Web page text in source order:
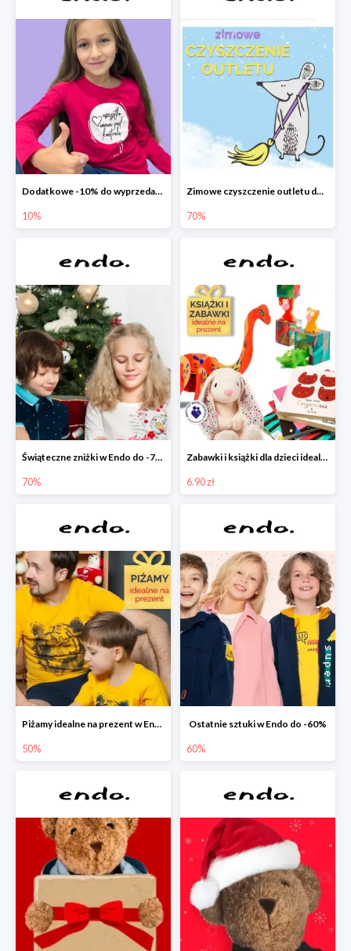
Dodatkowe -10% do wyprzedaży w Endo
10%
Zimowe czyszczenie outletu do -70%
70%
Świąteczne zniżki w Endo do -70%
70%
Zabawki i książki dla dzieci idealne na prezent w Endo od 6,90 zł
6.90 zł
Piżamy idealne na prezent w Endo do -50%
50%
Ostatnie sztuki w Endo do -60%
60%